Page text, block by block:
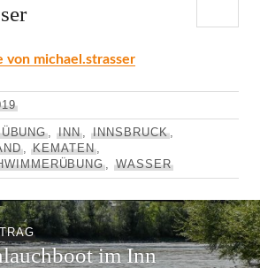
von michael.strasser
,INN ,INNSBRUCK,
,KEMATEN
,WASSER
Vorheriger
Beitrag:
im Inn